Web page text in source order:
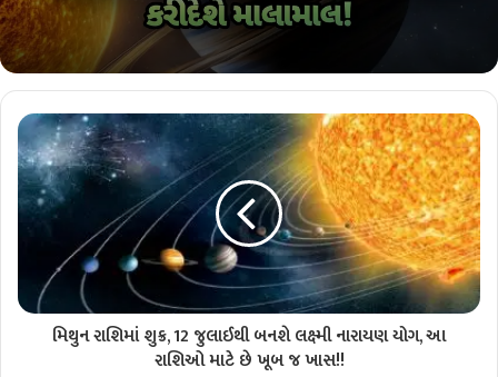
મિથુન રાશિમાં શુક્ર, 12 જુલાઈથી બનશે લક્ષ્મી નારાયણ યોગ, આ
રાશિઓ માટે છે ખૂબ જ ખાસ!!